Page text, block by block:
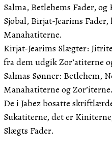
Salma, Betlehems Fader,
Sjobal, Birjat-Jearims
Manahatiterne.
Kirjat-Jearims Slægter:
fra dem udgik Zor’atiterne
Salmas Sønner: Betlehem,
Manahatiterne og Zor’iterne.
De i Jabez bosatte
Sukatiterne, det er
Slægts Fader.